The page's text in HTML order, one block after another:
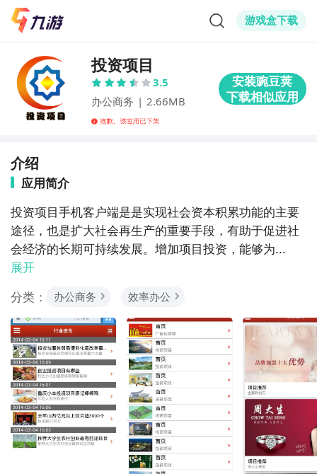
游戏盒下载
投资项目
3.5
办公商务 | 2.66MB
介绍
应用简介
投资项目手机客户端是是实现社会资本积累功能的主要
途径，也是扩大社会再生产的重要手段，有助于促进社
会经济的长期可持续发展。增加项目投资，能够为...
展开
分类：
办公商务 效率办公